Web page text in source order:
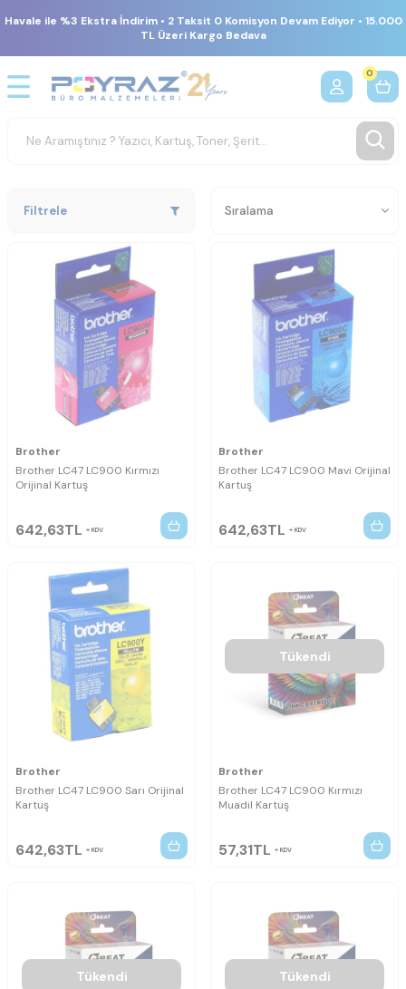
Havale ile %3 Ekstra İndirim • 2 Taksit 0 Komisyon Devam Ediyor • 15.000
TL Üzeri Kargo Bedava
0
Filtrele
Brother
Brother LC47 LC900 Kırmızı
Orijinal Kartuş
642,63TL KDV
Brother
Brother LC47 LC900 Mavi Orijinal
Kartuş
642,63TL KDV
Brother
Brother LC47 LC900 Sarı Orijinal
Kartuş
642,63TL KDV
Tükendi
Brother
Brother LC47 LC900 Kırmızı
Muadil Kartuş
57,31TL KDV
Tükendi Tükendi